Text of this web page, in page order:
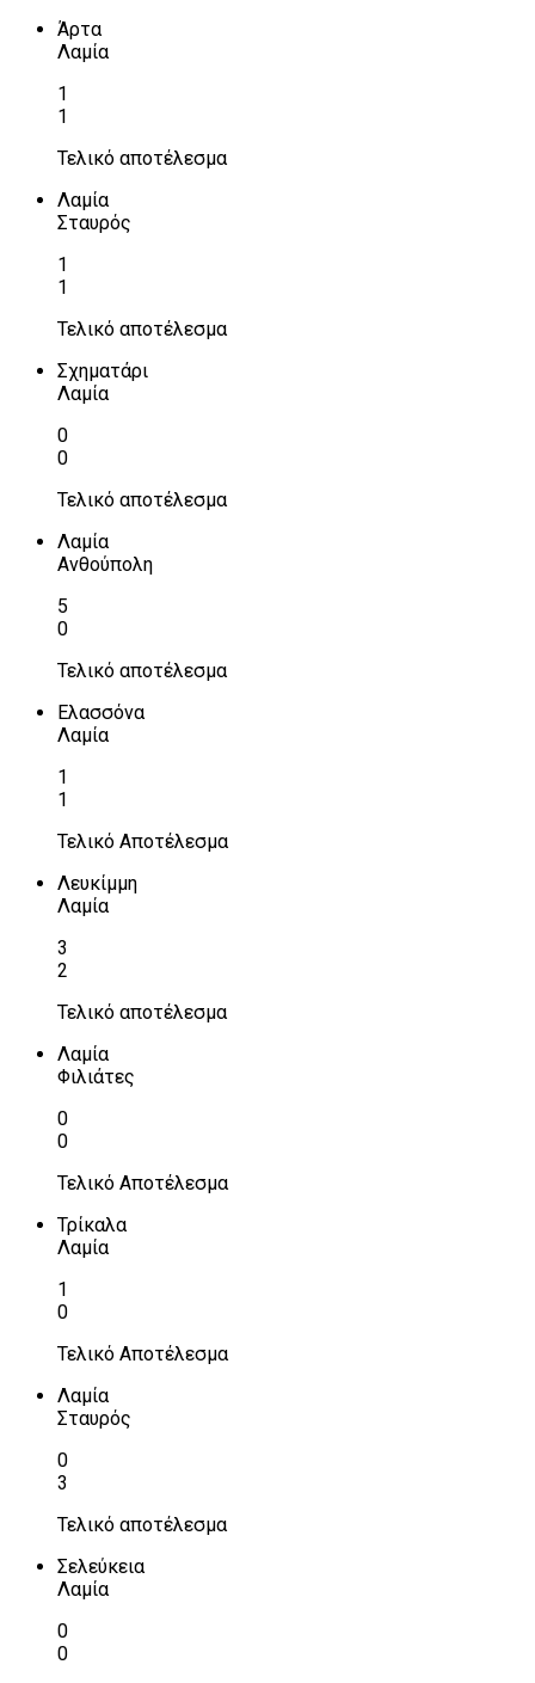
Άρτα
Λαμία
1
1
Τελικό αποτέλεσμα
Λαμία
Σταυρός
1
1
Τελικό αποτέλεσμα
Σχηματάρι
Λαμία
0
0
Τελικό αποτέλεσμα
Λαμία
Ανθούπολη
5
0
Τελικό αποτέλεσμα
Ελασσόνα
Λαμία
1
1
Τελικό Αποτέλεσμα
Λευκίμμη
Λαμία
3
2
Τελικό αποτέλεσμα
Λαμία
Φιλιάτες
0
0
Τελικό Αποτέλεσμα
Τρίκαλα
Λαμία
1
0
Τελικό Αποτέλεσμα
Λαμία
Σταυρός
0
3
Τελικό αποτέλεσμα
Σελεύκεια
Λαμία
0
0